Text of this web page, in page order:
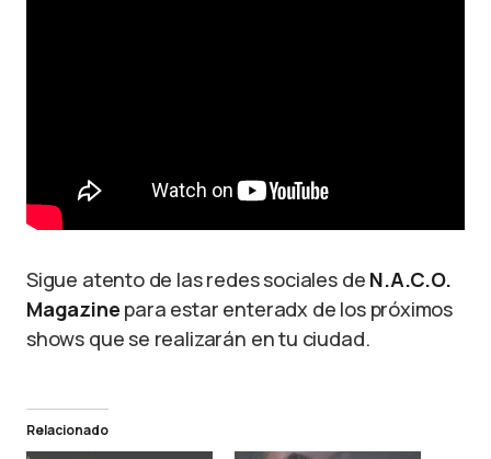
Sigue atento de las redes sociales de N.A.C.O.
Magazine para estar enteradx de los próximos
shows que se realizarán en tu ciudad.
Relacionado